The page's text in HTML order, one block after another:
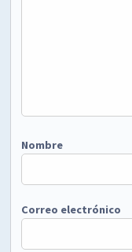
Nombre
Correo electrónico